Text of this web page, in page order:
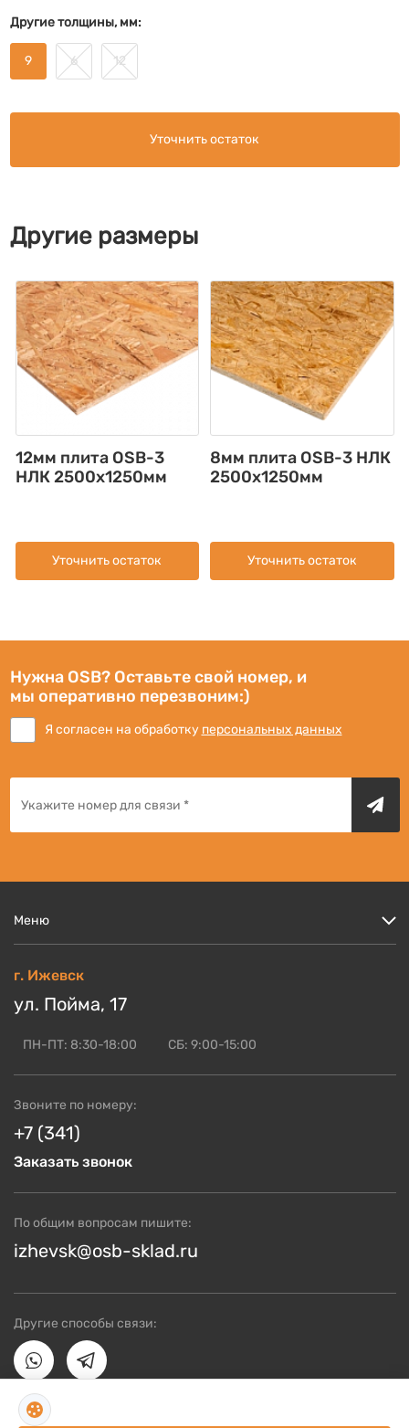
Другие толщины, мм:
9 6 12
Уточнить остаток
Другие размеры
12мм плита OSB-3
НЛК 2500х1250мм
Уточнить остаток
8мм плита OSB-3 НЛК
2500х1250мм
Уточнить остаток
Нужна OSB? Оставьте свой номер, и
мы оперативно перезвоним:)
Я согласен на обработку персональных данных
Звоните по номеру:
+7 (341)
Заказать звонок
По общим вопросам пишите:
izhevsk@osb-sklad.ru
Другие способы связи:
г. Ижевск
ул. Пойма, 17
ПН-ПТ: 8:30-18:00 СБ: 9:00-15:00
Меню
Кто мы?
Скидки и акции
Доставка и оплата
Блог по OSB
ОСБ оптом
Контакты